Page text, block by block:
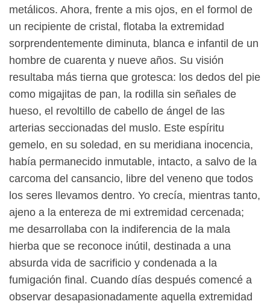
metálicos. Ahora, frente a mis ojos, en el formol de
un recipiente de cristal, flotaba la extremidad
sorprendentemente diminuta, blanca e infantil de un
hombre de cuarenta y nueve años. Su visión
resultaba más tierna que grotesca: los dedos del pie
como migajitas de pan, la rodilla sin señales de
hueso, el revoltillo de cabello de ángel de las
arterias seccionadas del muslo. Este espíritu
gemelo, en su soledad, en su meridiana inocencia,
había permanecido inmutable, intacto, a salvo de la
carcoma del cansancio, libre del veneno que todos
los seres llevamos dentro. Yo crecía, mientras tanto,
ajeno a la entereza de mi extremidad cercenada;
me desarrollaba con la indiferencia de la mala
hierba que se reconoce inútil, destinada a una
absurda vida de sacrificio y condenada a la
fumigación final. Cuando días después comencé a
observar desapasionadamente aquella extremidad